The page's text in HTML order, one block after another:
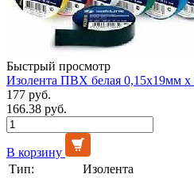
Быстрый просмотр
Изолента ПВХ белая 0,15х19мм
177 руб.
166.38 руб.
В корзину
Тип:
Изолента